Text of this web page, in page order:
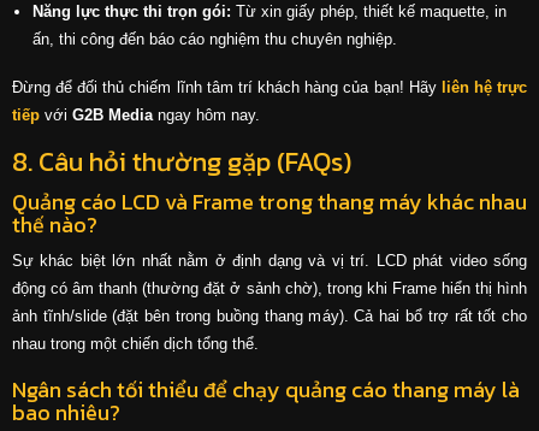
Năng lực thực thi trọn gói: Từ xin giấy phép, thiết kế maquette, in
ấn, thi công đến báo cáo nghiệm thu chuyên nghiệp.
Đừng để đối thủ chiếm lĩnh tâm trí khách hàng của bạn! Hãy liên hệ trực
tiếpvới G2B Mediangay hôm nay.
8. Câu hỏi thường gặp (FAQs)
Quảng cáo LCD và Frame trong thang máy khác nhau
thế nào?
Sự khác biệt lớn nhất nằm ở định dạng và vị trí. LCD phát video sống
động có âm thanh (thường đặt ở sảnh chờ), trong khi Frame hiển thị hình
ảnh tĩnh/slide (đặt bên trong buồng thang máy). Cả hai bổ trợ rất tốt cho
nhau trong một chiến dịch tổng thể.
Ngân sách tối thiểu để chạy quảng cáo thang máy là
bao nhiêu?